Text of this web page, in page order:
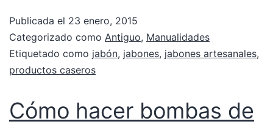
Publicada el 23 enero, 2015
Categorizado como Antiguo, Manualidades
Etiquetado como jabón, jabones, jabones artesanales,
productos caseros
Cómo hacer bombas de